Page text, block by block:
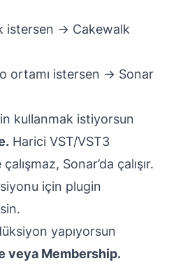
istersen → Cakewalk
ortamı istersen → Sonar
kullanmak istiyorsun
Harici VST/VST3
Sonar’da çalışır.
için plugin
yapıyorsun
veya Membership.